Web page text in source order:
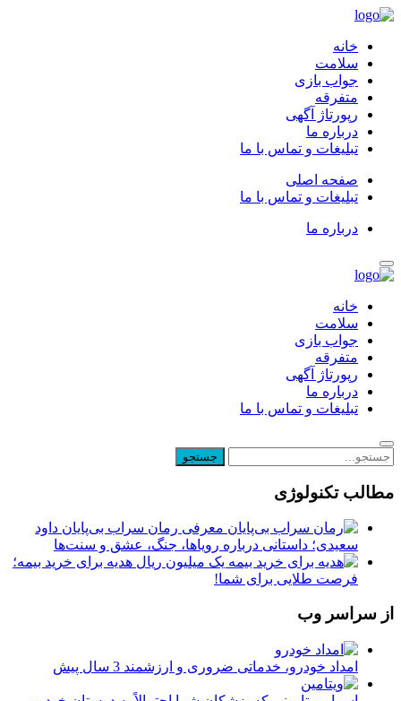
خانه
سلامت
جواب بازی
متفرقه
رپورتاژ آگهی
درباره ما
تبلیغات و تماس با ما
صفحه اصلی
تبلیغات و تماس با ما
درباره ما
خانه
سلامت
جواب بازی
متفرقه
رپورتاژ آگهی
درباره ما
تبلیغات و تماس با ما
مطالب تکنولوژی
معرفی رمان سراب بی‌پایان داود
سعیدی؛ داستانی درباره رویاها، جنگ، عشق و سنت‌ها
یک میلیون ریال هدیه برای خرید بیمه؛
فرصت طلایی برای شما!
از سراسر وب
امداد خودرو، خدماتی ضروری و ارزشمند 3 سال پیش